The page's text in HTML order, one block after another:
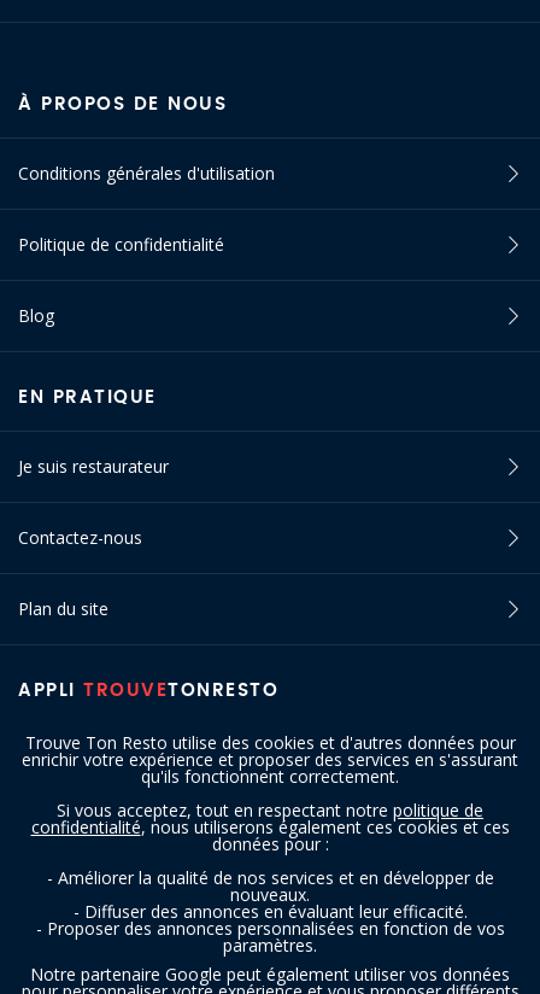
Trouve Ton Resto utilise des cookies et d'autres données pour
enrichir votre expérience et proposer des services en s'assurant
qu'ils fonctionnent correctement.
Si vous acceptez, tout en respectant notre politique de
confidentialité, nous utiliserons également ces cookies et ces
données pour :
- Améliorer la qualité de nos services et en développer de
nouveaux.
- Diffuser des annonces en évaluant leur efficacité.
- Proposer des annonces personnalisées en fonction de vos
paramètres.
Notre partenaire Google peut également utiliser vos données
APPLI TROUVETONRESTO
À PROPOS DE NOUS
Conditions générales d'utilisation
Politique de confidentialité
Blog
EN PRATIQUE
Je suis restaurateur
Contactez-nous
Plan du site
SUIVEZ-NOUS